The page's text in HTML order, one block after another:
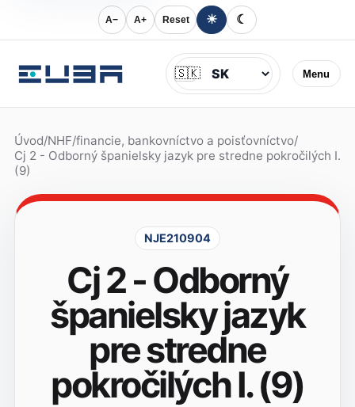
A− A+ Reset ☀ ☾
Menu
Jazyk
🇸🇰
Úvod/NHF/financie, bankovníctvo a poisťovníctvo/
Cj 2 - Odborný španielsky jazyk pre stredne pokročilých I.
(9)
NJE210904
Cj 2 - Odborný
španielsky jazyk
pre stredne
pokročilých I. (9)